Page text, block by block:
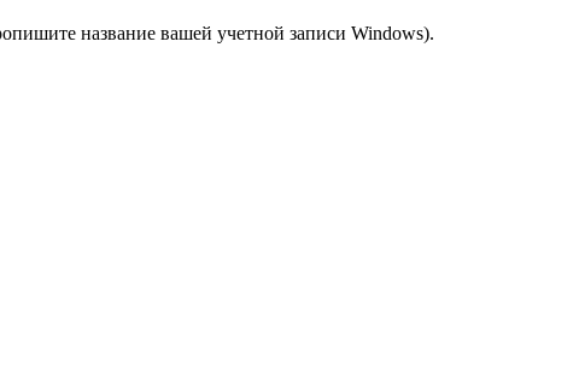
название вашей учетной записи Windows).